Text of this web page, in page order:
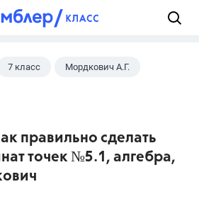
7 класс Мордкович А.Г.
правильно сделать
точек №5.1, алгебра,